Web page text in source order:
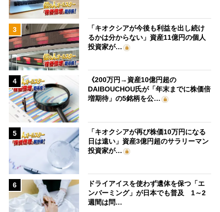
3
「キオクシアが今後も利益を出し続け
るかは分からない」資産11億円の個人
投資家が…
4
《200万円→資産10億円超の
DAIBOUCHOU氏が「年末までに株価倍
増期待」の5銘柄を公…
5
「キオクシアが再び株価10万円になる
日は遠い」資産3億円超のサラリーマン
投資家が…
6
ドライアイスを使わず遺体を保つ「エ
ンバーミング」が日本でも普及 1～2
週間は問…